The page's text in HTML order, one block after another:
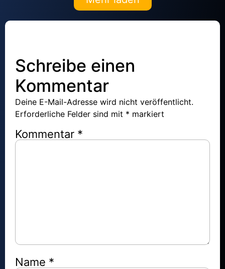
Schreibe einen
Kommentar
Deine E-Mail-Adresse wird nicht veröffentlicht.
Erforderliche Felder sind mit * markiert
Kommentar *
Name *